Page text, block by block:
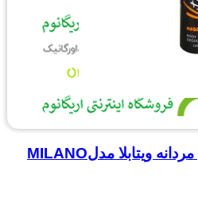
اسپری خوشبو کننده بدن مردانه ویتابلا مدلMILANO